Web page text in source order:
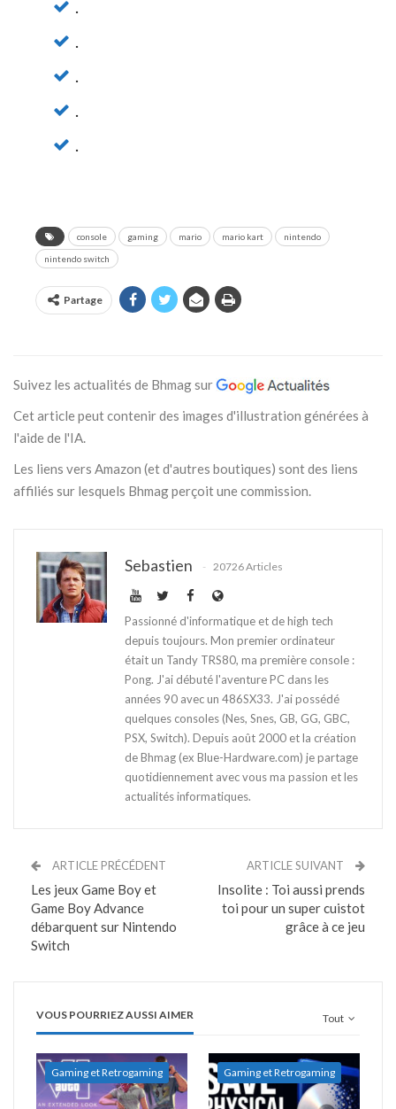
.
.
.
.
.
console gaming mario mario kart nintendo
nintendo switch
Partage
Suivez les actualités de Bhmag sur
Cet article peut contenir des images d'illustration générées à
l'aide de l'IA.
Les liens vers Amazon (et d'autres boutiques) sont des liens
affiliés sur lesquels Bhmag perçoit une commission.
Sebastien 20726 Articles
Passionné d'informatique et de high tech
depuis toujours. Mon premier ordinateur
était un Tandy TRS80, ma première console :
Pong. J'ai débuté l'aventure PC dans les
années 90 avec un 486SX33. J'ai possédé
quelques consoles (Nes, Snes, GB, GG, GBC,
PSX, Switch). Depuis août 2000 et la création
de Bhmag (ex Blue-Hardware.com) je partage
quotidiennement avec vous ma passion et les
actualités informatiques.
ARTICLE PRÉCÉDENT
Les jeux Game Boy et
Game Boy Advance
débarquent sur Nintendo
Switch
ARTICLE SUIVANT
Insolite : Toi aussi prends
toi pour un super cuistot
grâce à ce jeu
Tout
VOUS POURRIEZ AUSSI AIMER
Gaming et Retrogaming Gaming et Retrogaming